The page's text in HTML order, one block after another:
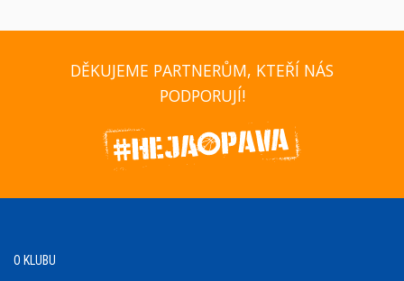
DĚKUJEME PARTNERŮM, KTEŘÍ NÁS
PODPORUJÍ!
O KLUBU